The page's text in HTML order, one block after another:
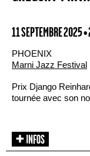
11 SEPTEMBRE 2025
PHOENIX
Marni Jazz Festival
Prix Django
tournée avec son